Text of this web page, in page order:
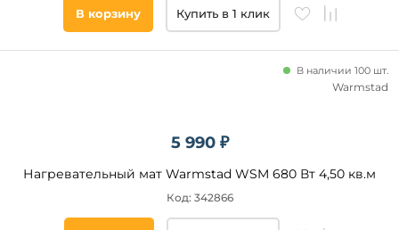
В корзину Купить в 1 клик
5 990 ₽
Нагревательный мат Warmstad WSM 680 Вт 4,50 кв.м
В наличии 100 шт.
Код: 342866
Warmstad